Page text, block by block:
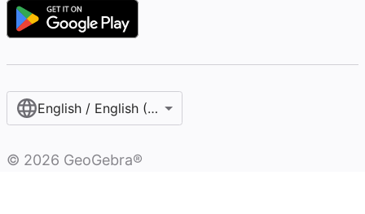
English / English (United States)
© 2026 GeoGebra®